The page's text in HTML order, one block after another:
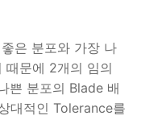
은 분포와 가장 나
때문에 2개의 임의
쁜 분포의 Blade 배
대적인 Tolerance를